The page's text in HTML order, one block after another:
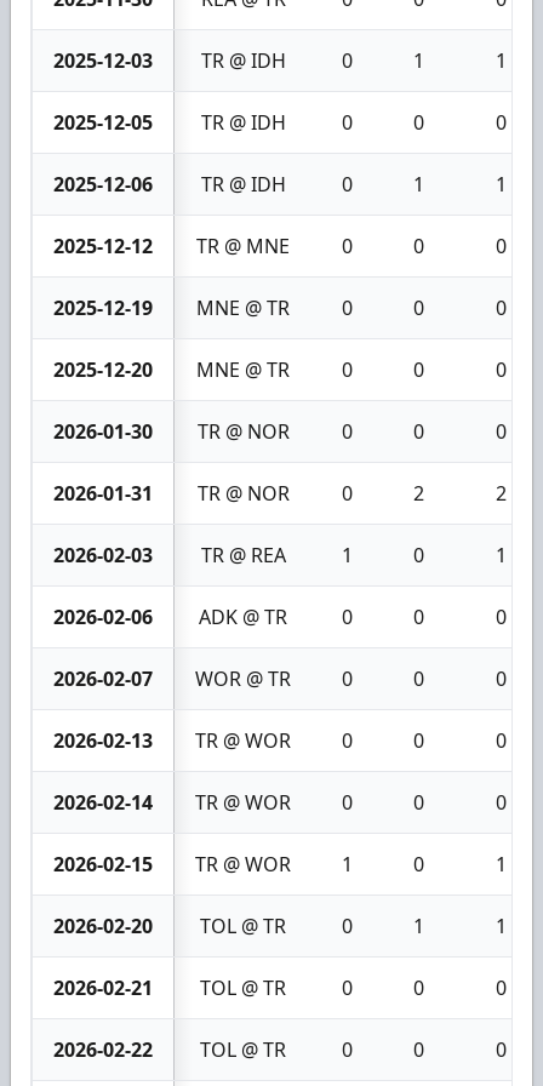
2025-12-03 TR @ IDH 0 1 1
2025-12-05 TR @ IDH 0 0 0
2025-12-06 TR @ IDH 0 1 1
2025-12-12 TR @ MNE 0 0 0
2025-12-19 MNE @ TR 0 0 0
2025-12-20 MNE @ TR 0 0 0
2026-01-30 TR @ NOR 0 0 0
2026-01-31 TR @ NOR 0 2 2
2026-02-03 TR @ REA 1 0 1
2026-02-06 ADK @ TR 0 0 0
2026-02-07 WOR @ TR 0 0 0
2026-02-13 TR @ WOR 0 0 0
2026-02-14 TR @ WOR 0 0 0
2026-02-15 TR @ WOR 1 0 1
2026-02-20 TOL @ TR 0 1 1
2026-02-21 TOL @ TR 0 0 0
2026-02-22 TOL @ TR 0 0 0